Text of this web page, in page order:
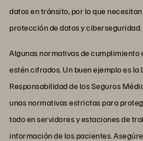
datos en tránsito, por lo que
protección de datos y ciberseguridad.
Algunas normativas de cumplimiento
estén cifrados. Un buen ejemplo es la
Responsabilidad de los Seguros
unas normativas estrictas para
todo en servidores y estaciones de
información de los pacientes.